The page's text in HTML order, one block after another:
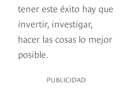
tener este éxito hay que
invertir, investigar,
hacer las cosas lo mejor
posible.
PUBLICIDAD